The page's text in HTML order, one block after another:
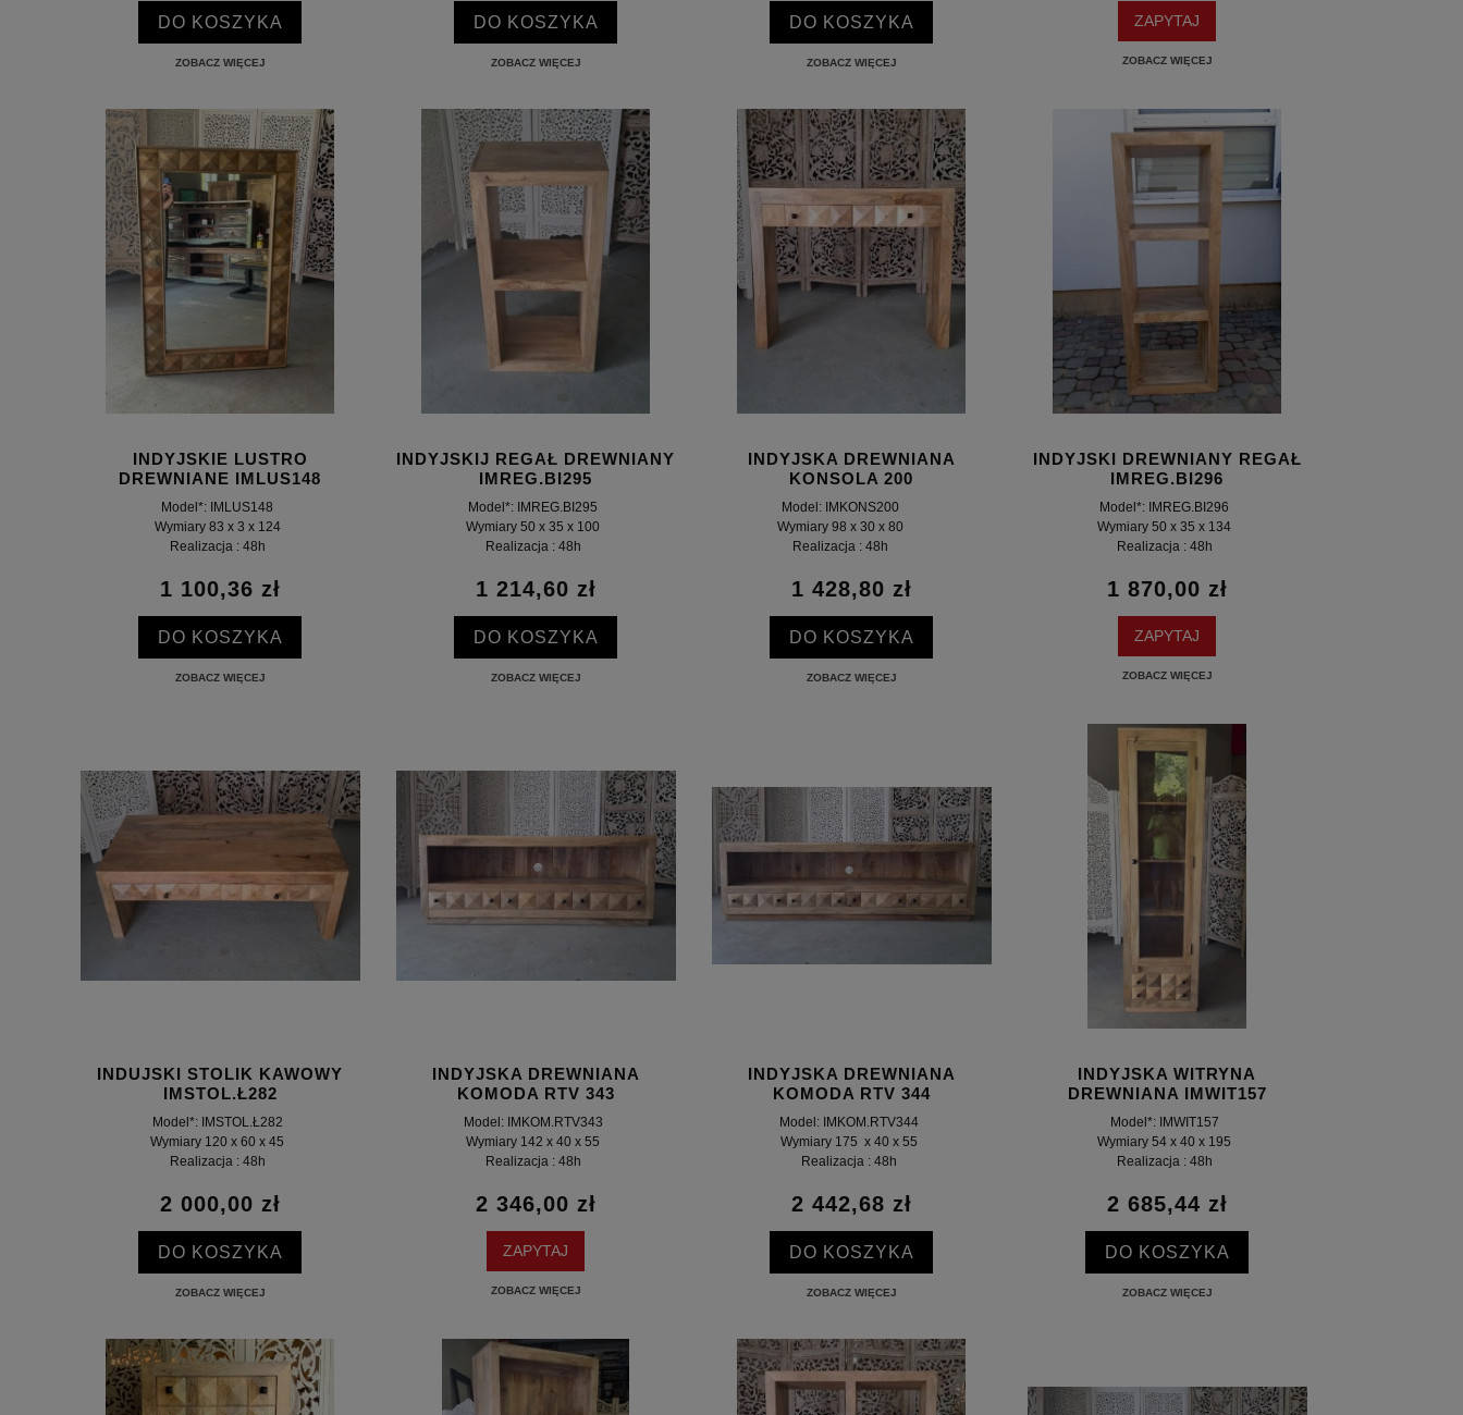
DO KOSZYKA
ZOBACZ WIĘCEJ
DO KOSZYKA
ZOBACZ WIĘCEJ
DO KOSZYKA
ZOBACZ WIĘCEJ
ZAPYTAJ
ZOBACZ WIĘCEJ
INDYJSKIE LUSTRO
DREWNIANE IMLUS148
Model*: IMLUS148
Wymiary 83 x 3 x 124
Realizacja : 48h
1 100,36 zł
DO KOSZYKA
ZOBACZ WIĘCEJ
INDYJSKIJ REGAŁ DREWNIANY
IMREG.BI295
Model*: IMREG.BI295
Wymiary 50 x 35 x 100
Realizacja : 48h
1 214,60 zł
DO KOSZYKA
ZOBACZ WIĘCEJ
INDYJSKA DREWNIANA
KONSOLA 200
Model: IMKONS200
Wymiary 98 x 30 x 80
Realizacja : 48h
1 428,80 zł
DO KOSZYKA
ZOBACZ WIĘCEJ
INDYJSKI DREWNIANY REGAŁ
IMREG.BI296
Model*: IMREG.BI296
Wymiary 50 x 35 x 134
Realizacja : 48h
1 870,00 zł
ZAPYTAJ
ZOBACZ WIĘCEJ
INDUJSKI STOLIK KAWOWY
IMSTOL.Ł282
Model*: IMSTOL.Ł282
Wymiary 120 x 60 x 45
Realizacja : 48h
2 000,00 zł
DO KOSZYKA
ZOBACZ WIĘCEJ
INDYJSKA DREWNIANA
KOMODA RTV 343
Model: IMKOM.RTV343
Wymiary 142 x 40 x 55
Realizacja : 48h
2 346,00 zł
ZAPYTAJ
ZOBACZ WIĘCEJ
INDYJSKA DREWNIANA
KOMODA RTV 344
Model: IMKOM.RTV344
Wymiary 175 x 40 x 55
Realizacja : 48h
2 442,68 zł
DO KOSZYKA
ZOBACZ WIĘCEJ
INDYJSKA WITRYNA
DREWNIANA IMWIT157
Model*: IMWIT157
Wymiary 54 x 40 x 195
Realizacja : 48h
2 685,44 zł
DO KOSZYKA
ZOBACZ WIĘCEJ